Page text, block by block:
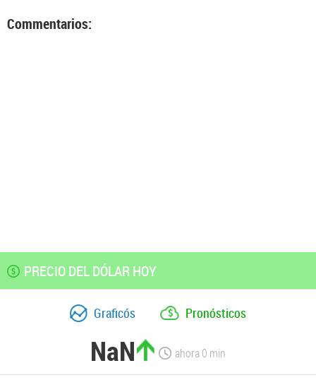
Commentarios:
PRECIO DEL DÓLAR HOY
Graficós Pronósticos
NaN ahora0 min